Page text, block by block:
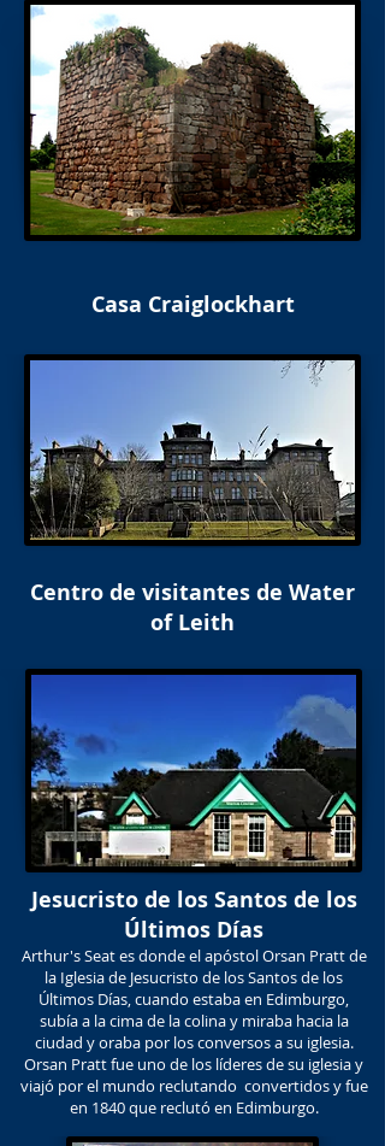
Casa Craiglockhart
Centro de visitantes de Water
of Leith
Jesucristo de los Santos de los
Últimos Días
Arthur's Seat es donde el apóstol Orsan Pratt de
la Iglesia de Jesucristo de los Santos de los
Últimos Días, cuando estaba en Edimburgo,
subía a la cima de la colina y miraba hacia la
ciudad y oraba por los conversos a su iglesia.
Orsan Pratt fue uno de los líderes de su iglesia y
viajó por el mundo reclutando convertidos y fue
en 1840 que reclutó en Edimburgo.